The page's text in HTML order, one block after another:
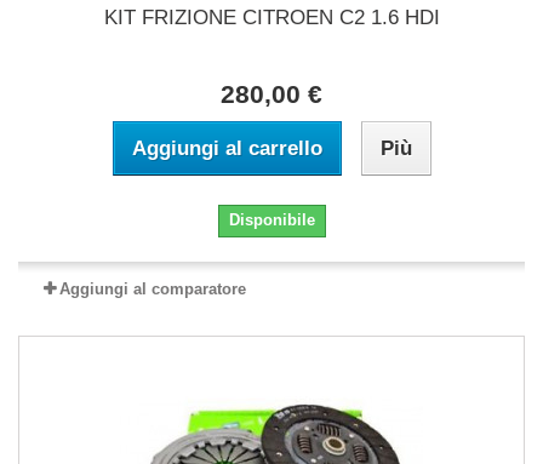
KIT FRIZIONE CITROEN C2 1.6 HDI
280,00 €
Aggiungi al carrello Più
Disponibile
Aggiungi al comparatore